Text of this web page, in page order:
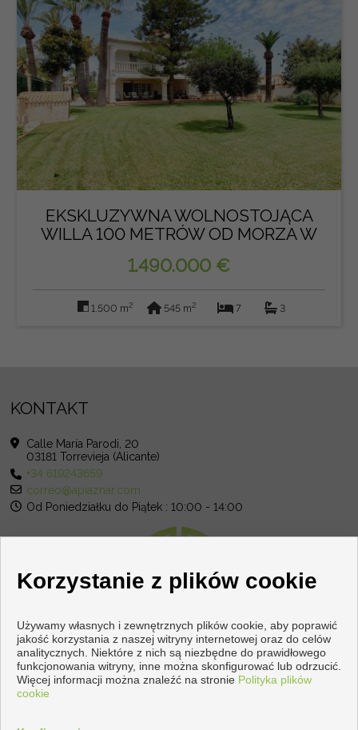
EKSKLUZYWNA WOLNOSTOJĄCA
WILLA 100 METRÓW OD MORZA W
1.490.000 €
1.500 m2 545 m2 7 3
KONTAKT
Calle María Parodi, 20
03181 Torrevieja (Alicante)
+34 619243659
correo@apiaznar.com
Od Poniedziałku do Piątek : 10:00 - 14:00
Korzystanie z plików cookie
Używamy własnych i zewnętrznych plików cookie, aby poprawić
jakość korzystania z naszej witryny internetowej oraz do celów
analitycznych. Niektóre z nich są niezbędne do prawidłowego
funkcjonowania witryny, inne można skonfigurować lub odrzucić.
Więcej informacji można znaleźć na stronie Polityka plików
cookie